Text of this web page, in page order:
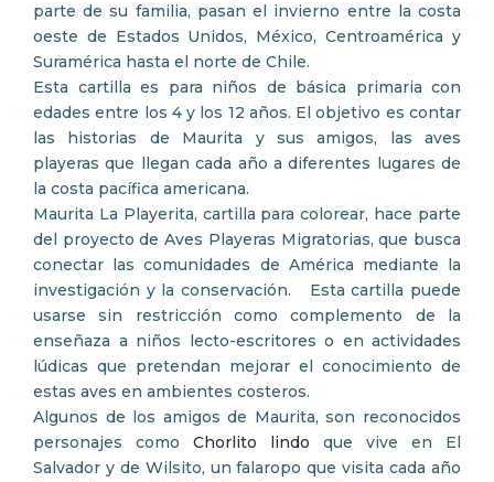
parte de su familia, pasan el invierno entre la costa
oeste de Estados Unidos, México, Centroamérica y
Suramérica hasta el norte de Chile.
Esta cartilla es para niños de básica primaria con
edades entre los 4 y los 12 años. El objetivo es contar
las historias de Maurita y sus amigos, las aves
playeras que llegan cada año a diferentes lugares de
la costa pacífica americana.
Maurita La Playerita, cartilla para colorear, hace parte
del proyecto de Aves Playeras Migratorias, que busca
conectar las comunidades de América mediante la
investigación y la conservación. Esta cartilla puede
usarse sin restricción como complemento de la
enseñaza a niños lecto-escritores o en actividades
lúdicas que pretendan mejorar el conocimiento de
estas aves en ambientes costeros.
Algunos de los amigos de Maurita, son reconocidos
personajes como Chorlito lindo que vive en El
Salvador y de Wilsito, un falaropo que visita cada año